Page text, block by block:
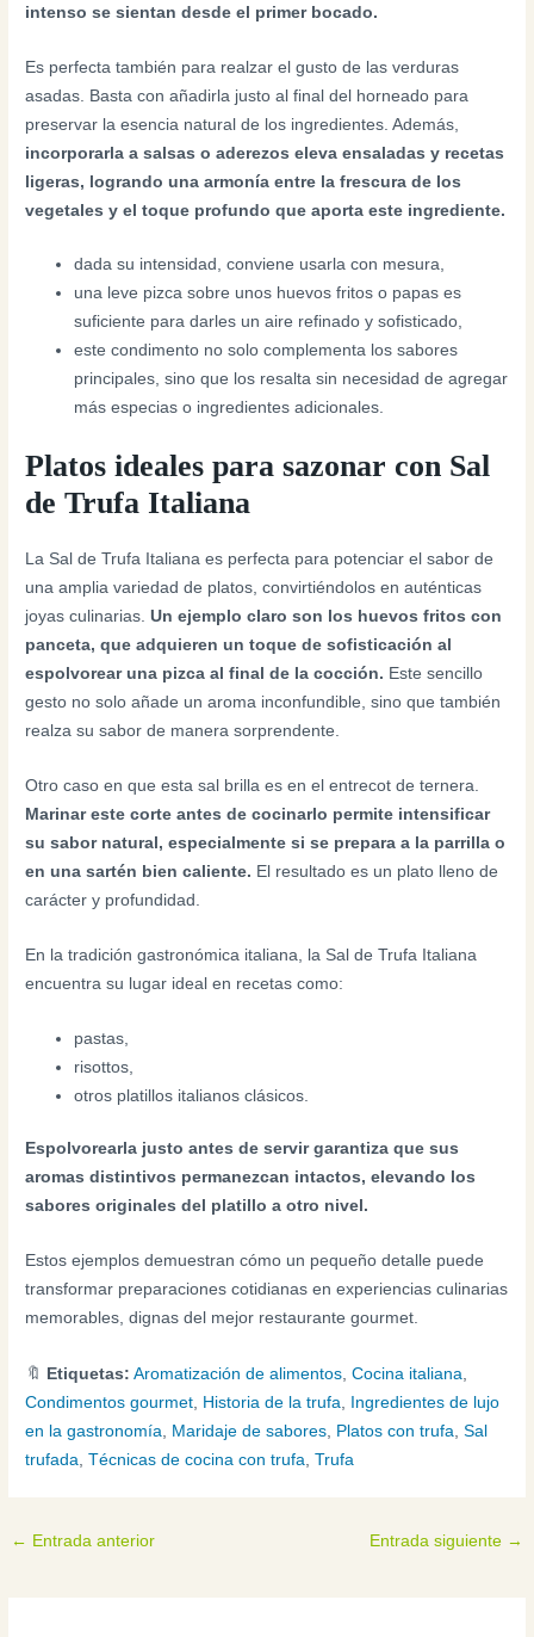
intenso se sientan desde el primer bocado.
Es perfecta también para realzar el gusto de las verduras
asadas. Basta con añadirla justo al final del horneado para
preservar la esencia natural de los ingredientes. Además,
incorporarla a salsas o aderezos eleva ensaladas y recetas
ligeras, logrando una armonía entre la frescura de los
vegetales y el toque profundo que aporta este ingrediente.
dada su intensidad, conviene usarla con mesura,
una leve pizca sobre unos huevos fritos o papas es
suficiente para darles un aire refinado y sofisticado,
este condimento no solo complementa los sabores
principales, sino que los resalta sin necesidad de agregar
más especias o ingredientes adicionales.
Platos ideales para sazonar con Sal
de Trufa Italiana
La Sal de Trufa Italiana es perfecta para potenciar el sabor de
una amplia variedad de platos, convirtiéndolos en auténticas
joyas culinarias.Un ejemplo claro son los huevos fritos con
panceta, que adquieren un toque de sofisticación al
espolvorear una pizca al final de la cocción. Este sencillo
gesto no solo añade un aroma inconfundible, sino que también
realza su sabor de manera sorprendente.
Otro caso en que esta sal brilla es en el entrecot de ternera.
Marinar este corte antes de cocinarlo permite intensificar
su sabor natural, especialmente si se prepara a la parrilla o
en una sartén bien caliente. El resultado es un plato lleno de
carácter y profundidad.
En la tradición gastronómica italiana, la Sal de Trufa Italiana
encuentra su lugar ideal en recetas como:
pastas,
risottos,
otros platillos italianos clásicos.
Espolvorearla justo antes de servir garantiza que sus
aromas distintivos permanezcan intactos, elevando los
sabores originales del platillo a otro nivel.
Estos ejemplos demuestran cómo un pequeño detalle puede
transformar preparaciones cotidianas en experiencias culinarias
memorables, dignas del mejor restaurante gourmet.
🔖 Etiquetas: Aromatización de alimentos ,Cocina italiana
Condimentos gourmet Historia de la trufa
Ingredientes de lujo
en la gastronomía
Maridaje de sabores Platos con trufa ,Sal
trufada ,Técnicas de cocina con trufa ,Trufa
← Entrada anterior Entrada siguiente →